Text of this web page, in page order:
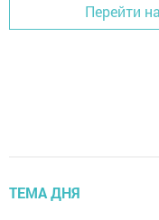
Перейти
ТЕМА ДНЯ